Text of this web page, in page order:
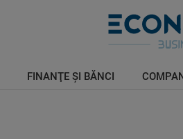
FINANŢE ŞI BĂNCI